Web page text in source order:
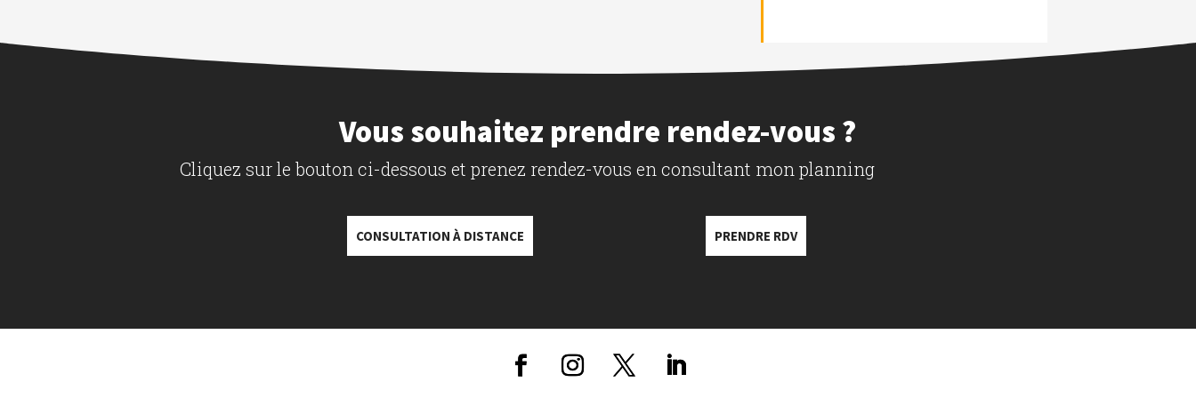
Vous souhaitez prendre rendez-vous ?
Cliquez sur le bouton ci-dessous et prenez rendez-vous en consultant mon planning
CONSULTATION À DISTANCE PRENDRE RDV